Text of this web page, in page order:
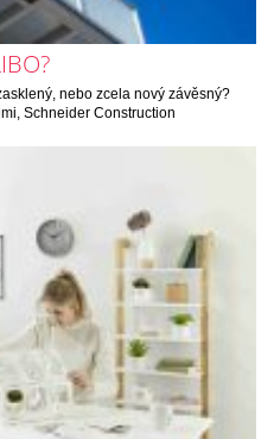
nebo zcela nový závěsný?
Schneider Construction